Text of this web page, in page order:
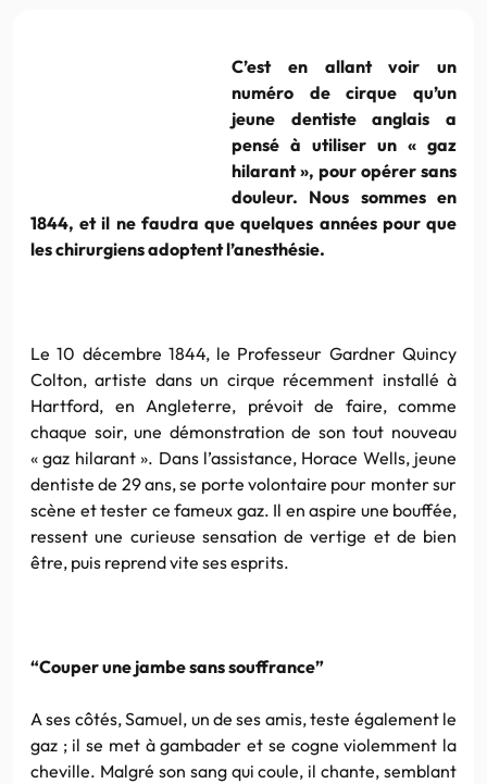
C’est en allant voir un
numéro de cirque qu’un
jeune dentiste anglais a
pensé à utiliser un « gaz
hilarant », pour opérer sans
douleur. Nous sommes en
1844, et il ne faudra que quelques années pour que
les chirurgiens adoptent l’anesthésie.
Le 10 décembre 1844, le Professeur Gardner Quincy
Colton, artiste dans un cirque récemment installé à
Hartford, en Angleterre, prévoit de faire, comme
chaque soir, une démonstration de son tout nouveau
« gaz hilarant ». Dans l’assistance, Horace Wells, jeune
dentiste de 29 ans, se porte volontaire pour monter sur
scène et tester ce fameux gaz. Il en aspire une bouffée,
ressent une curieuse sensation de vertige et de bien
être, puis reprend vite ses esprits.
“Couper une jambe sans souffrance”
A ses côtés, Samuel, un de ses amis, teste également le
gaz ; il se met à gambader et se cogne violemment la
cheville. Malgré son sang qui coule, il chante, semblant